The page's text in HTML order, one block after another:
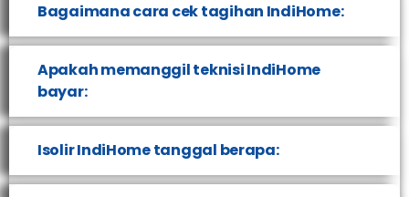
Bagaimana cara cek tagihan IndiHome:
Apakah memanggil teknisi IndiHome
bayar:
Isolir IndiHome tanggal berapa: